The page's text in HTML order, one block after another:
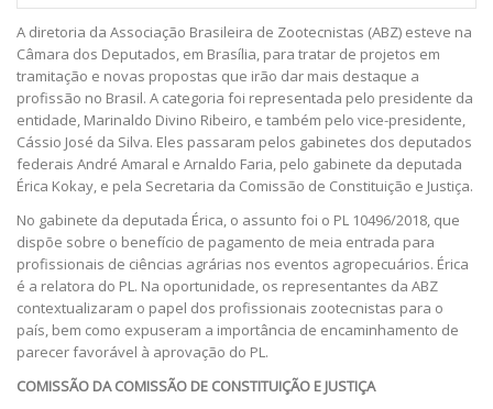
A diretoria da Associação Brasileira de Zootecnistas (ABZ) esteve na
Câmara dos Deputados, em Brasília, para tratar de projetos em
tramitação e novas propostas que irão dar mais destaque a
profissão no Brasil. A categoria foi representada pelo presidente da
entidade, Marinaldo Divino Ribeiro, e também pelo vice-presidente,
Cássio José da Silva. Eles passaram pelos gabinetes dos deputados
federais André Amaral e Arnaldo Faria, pelo gabinete da deputada
Érica Kokay, e pela Secretaria da Comissão de Constituição e Justiça.
No gabinete da deputada Érica, o assunto foi o PL 10496/2018, que
dispõe sobre o benefício de pagamento de meia entrada para
profissionais de ciências agrárias nos eventos agropecuários. Érica
é a relatora do PL. Na oportunidade, os representantes da ABZ
contextualizaram o papel dos profissionais zootecnistas para o
país, bem como expuseram a importância de encaminhamento de
parecer favorável à aprovação do PL.
COMISSÃO DA COMISSÃO DE CONSTITUIÇÃO E JUSTIÇA